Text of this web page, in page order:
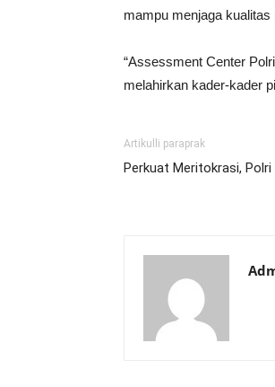
mampu menjaga kualitas
“Assessment Center
melahirkan kader-kader
Artikulli paraprak
Perkuat Meritokrasi,